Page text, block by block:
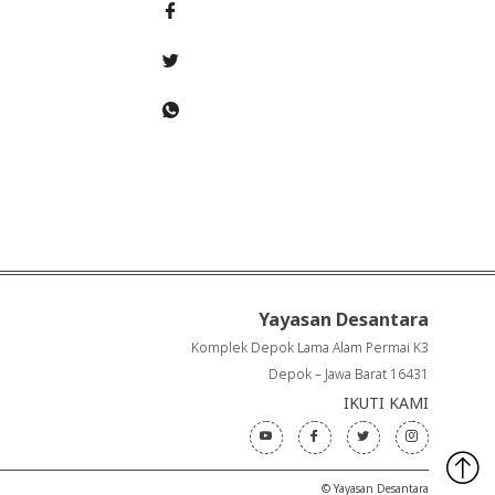
Yayasan Desantara
Komplek Depok Lama Alam Permai K3
Depok – Jawa Barat 16431
IKUTI KAMI
© Yayasan Desantara